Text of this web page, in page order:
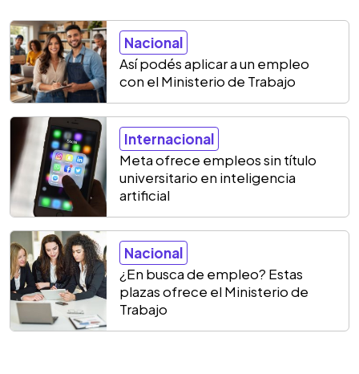
Nacional
Así podés aplicar a un empleo
con el Ministerio de Trabajo
Internacional
Meta ofrece empleos sin título
universitario en inteligencia
artificial
Nacional
¿En busca de empleo? Estas
plazas ofrece el Ministerio de
Trabajo